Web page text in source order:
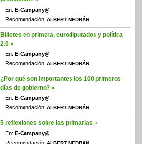
En: E-Campany@
Recomendación: ALBERT MEDRÁN
Billetes en primera, eurodiputados y política
2.0 »
En: E-Campany@
Recomendación: ALBERT MEDRÁN
¿Por qué son importantes los 100 primeros
días de gobierno? »
En: E-Campany@
Recomendación: ALBERT MEDRÁN
5 reflexiones sobre las primarias »
En: E-Campany@
Recomendación: ALBERT MEDRÁN